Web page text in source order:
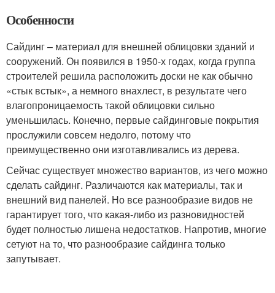
Особенности
Сайдинг – материал для внешней облицовки зданий и
сооружений. Он появился в 1950-х годах, когда группа
строителей решила расположить доски не как обычно
«стык встык», а немного внахлест, в результате чего
влагопроницаемость такой облицовки сильно
уменьшилась. Конечно, первые сайдинговые покрытия
прослужили совсем недолго, потому что
преимущественно они изготавливались из дерева.
Сейчас существует множество вариантов, из чего можно
сделать сайдинг. Различаются как материалы, так и
внешний вид панелей. Но все разнообразие видов не
гарантирует того, что какая-либо из разновидностей
будет полностью лишена недостатков. Напротив, многие
сетуют на то, что разнообразие сайдинга только
запутывает.